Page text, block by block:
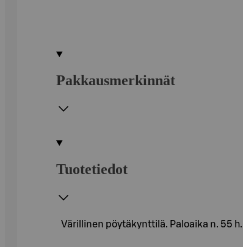
Pakkausmerkinnät
Tuotetiedot
Värillinen pöytäkynttilä. Paloaika n. 55 h.